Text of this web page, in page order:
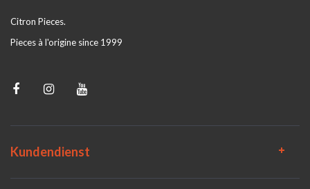
Citron Pieces.
Pieces à l'origine since 1999
Kundendienst